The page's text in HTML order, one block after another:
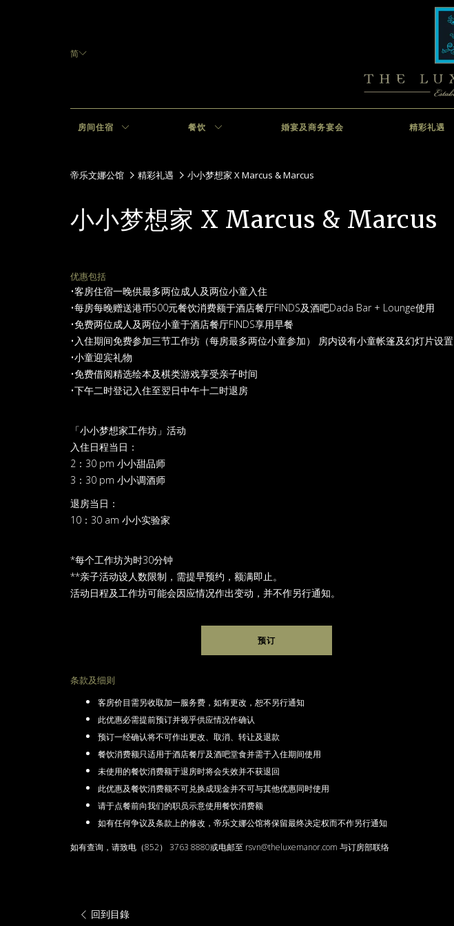
简
房间住宿 餐饮 婚宴及商务宴会 精彩礼遇
帝乐文娜公馆 精彩礼遇 小小梦想家 X Marcus & Marcus
小小梦想家 X Marcus & Marcus
优惠包括
•客房住宿一晚供最多两位成人及两位小童入住
•每房每晚赠送港币500元餐饮消费额于酒店餐厅FINDS及酒吧Dada Bar + Lounge使用
•免费两位成人及两位小童于酒店餐厅FINDS享用早餐
•入住期间免费参加三节工作坊（每房最多两位小童参加） 房内设有小童帐篷及幻灯片设置
•小童迎宾礼物
•免费借阅精选绘本及棋类游戏享受亲子时间
•下午二时登记入住至翌日中午十二时退房
「小小梦想家工作坊」活动
入住日程当日：
2：30 pm 小小甜品师
3：30 pm 小小调酒师
退房当日：
10：30 am 小小实验家
*每个工作坊为时30分钟
**亲子活动设人数限制，需提早预约，额满即止。
活动日程及工作坊可能会因应情况作出变动，并不作另行通知。
预订
条款及细则
客房价目需另收取加一服务费，如有更改，恕不另行通知
此优惠必需提前预订并视乎供应情况作确认
预订一经确认将不可作出更改、取消、转让及退款
餐饮消费额只适用于酒店餐厅及酒吧堂食并需于入住期间使用
未使用的餐饮消费额于退房时将会失效并不获退回
此优惠及餐饮消费额不可兑换成现金并不可与其他优惠同时使用
请于点餐前向我们的职员示意使用餐饮消费额
如有任何争议及条款上的修改，帝乐文娜公馆将保留最终决定权而不作另行通知
如有查询，请致电（852） 3763 8880或电邮至 rsvn@theluxemanor.com 与订房部联络
回到目錄